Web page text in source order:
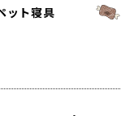
ット寝具